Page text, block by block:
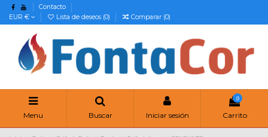
Contacto
EUR €
Lista de deseos (0) Comparar (0)
Menu Buscar Iniciar sesión
0
Carrito